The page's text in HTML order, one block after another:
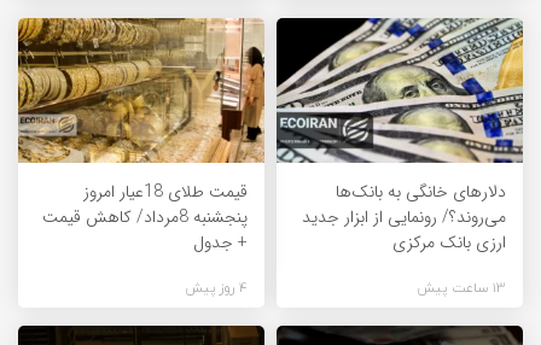
دلارهای خانگی به بانک‌ها
می‌روند؟/ رونمایی از ابزار جدید
ارزی بانک مرکزی
13 ساعت پیش
قیمت طلای 18عیار امروز
پنجشنبه 8مرداد/ کاهش قیمت
+ جدول
4 روز پیش